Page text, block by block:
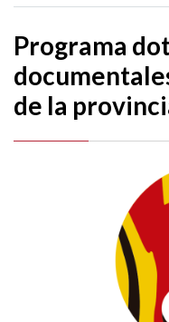
Programa
de la